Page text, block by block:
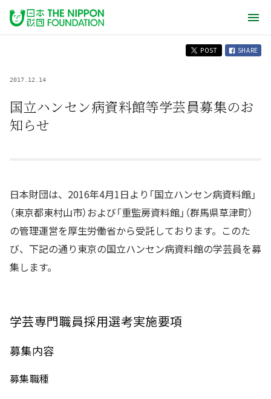
POST SHARE
2017.12.14
国立ハンセン病資料館等学芸員募集のお
知らせ
日本財団は、2016年4月1日より「国立ハンセン病資料館」
（東京都東村山市）および「重監房資料館」（群馬県草津町）
の管理運営を厚生労働省から受託しております。このた
び、下記の通り東京の国立ハンセン病資料館の学芸員を募
集します。
学芸専門職員採用選考実施要項
募集内容
募集職種